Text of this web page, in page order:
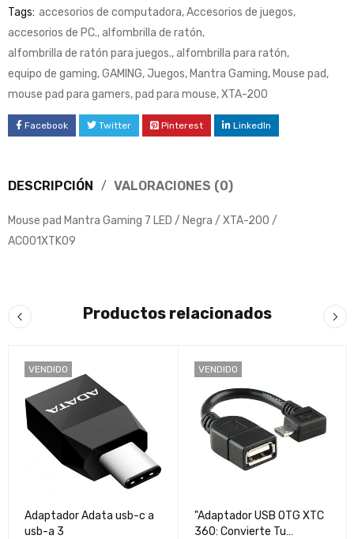
Tags: accesorios de computadora,Accesorios de juegos,
accesorios de PC.,alfombrilla de ratón,
alfombrilla de ratón para juegos.,alfombrilla para ratón,
equipo de gaming,GAMING, Juegos,Mantra Gaming,Mouse pad,
mouse pad para gamers,pad para mouse,XTA-200
Facebook Twitter Pinterest LinkedIn
DESCRIPCIÓN VALORACIONES (0)
Mouse pad Mantra Gaming 7 LED / Negra / XTA-200 /
AC001XTK09
Productos relacionados
VENDIDO
Adaptador Adata usb-c a
usb-a 3
VENDIDO
"Adaptador USB OTG XTC
360: Convierte Tu